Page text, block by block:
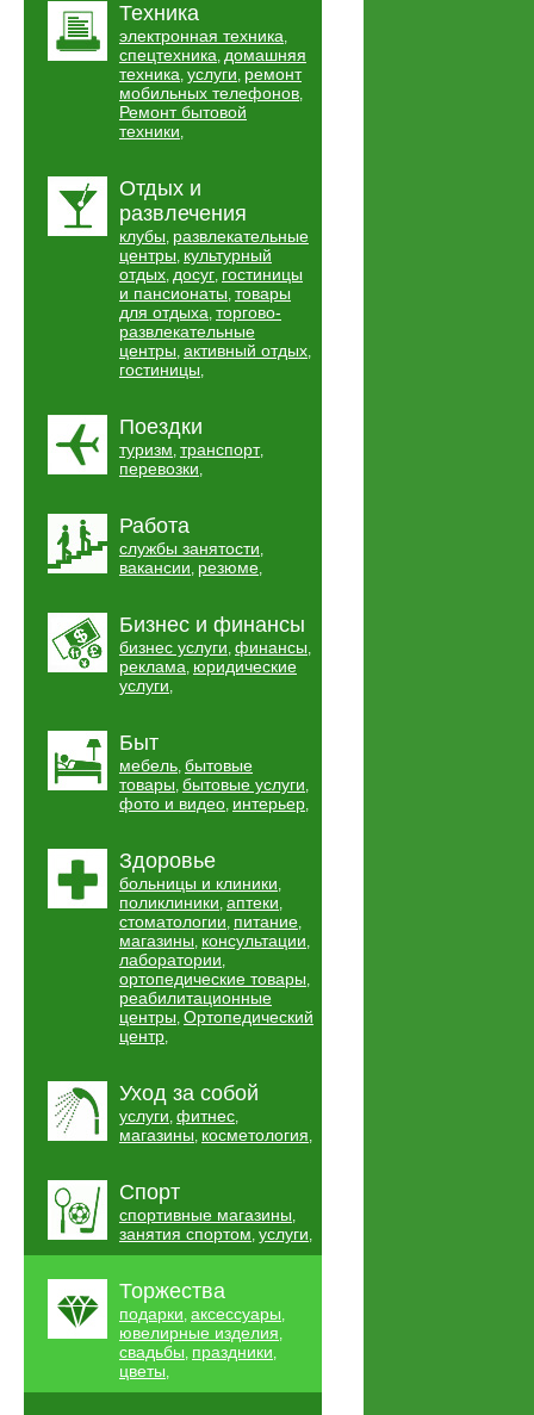
Техника
электронная техника,
спецтехника, домашняя
техника, услуги, ремонт
мобильных телефонов,
Ремонт бытовой
техники,
Отдых и
развлечения
клубы, развлекательные
центры, культурный
отдых, досуг, гостиницы
и пансионаты, товары
для отдыха, торгово-
развлекательные
центры, активный отдых,
гостиницы,
Поездки
туризм, транспорт,
перевозки,
Работа
службы занятости,
вакансии, резюме,
Бизнес и финансы
бизнес услуги, финансы,
реклама, юридические
услуги,
Быт
мебель, бытовые
товары, бытовые услуги,
фото и видео, интерьер,
Здоровье
больницы и клиники,
поликлиники, аптеки,
стоматологии, питание,
магазины, консультации,
лаборатории,
ортопедические товары,
реабилитационные
центры, Ортопедический
центр,
Уход за собой
услуги, фитнес,
магазины, косметология,
Спорт
спортивные магазины,
занятия спортом, услуги,
Торжества
подарки, аксессуары,
ювелирные изделия,
свадьбы, праздники,
цветы,